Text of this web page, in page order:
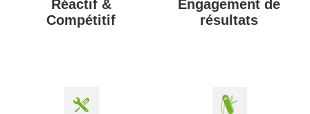
Réactif &
Compétitif
Engagement de
résultats